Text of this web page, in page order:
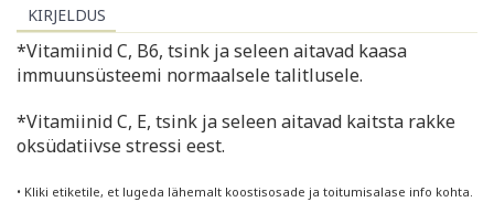
KIRJELDUS
*Vitamiinid C, B6, tsink ja seleen aitavad kaasa
immuunsüsteemi normaalsele talitlusele.
*Vitamiinid C, E, tsink ja seleen aitavad kaitsta rakke
oksüdatiivse stressi eest.
• Kliki etiketile, et lugeda lähemalt koostisosade ja toitumisalase info kohta.